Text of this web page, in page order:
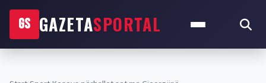
GS GAZETASPORTAL